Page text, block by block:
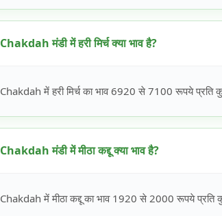
Chakdah मंडी में हरी मिर्च क्या भाव है?
Chakdah में हरी मिर्च का भाव 6920 से 7100 रूपये प्रति
Chakdah मंडी में मीठा कद्दू क्या भाव है?
Chakdah में मीठा कद्दू का भाव 1920 से 2000 रूपये प्रति